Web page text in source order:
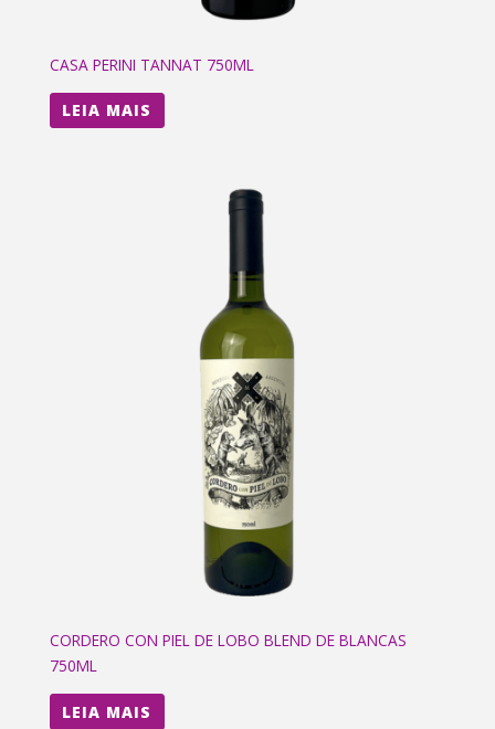
CASA PERINI TANNAT 750ML
LEIA MAIS
CORDERO CON PIEL DE LOBO BLEND DE BLANCAS
750ML
LEIA MAIS